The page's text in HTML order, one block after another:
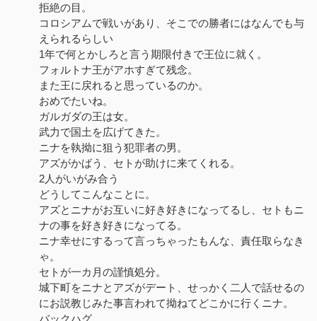
拒絶の目。
コロシアムで戦いがあり、そこでの勝者にはなんでも与
えられるらしい
1年で何とかしろと言う期限付きで王位に就く。
フォルトナ王がアホすぎて残念。
また王に戻れると思っているのか。
おめでたいね。
ガルガダの王は女。
武力で国土を広げてきた。
ニナを執拗に狙う犯罪者の男。
アズがかばう、セトが助けに来てくれる。
2人がいがみ合う
どうしてこんなことに。
アズとニナがお互いに好き好きになってるし、セトもニ
ナの事を好き好きになってる。
ニナ幸せにするって言っちゃったもんな、責任取らなき
ゃ。
セトが一カ月の謹慎処分。
城下町をニナとアズがデート、せっかく二人で話せるの
にお説教じみた事言われて拗ねてどこかに行くニナ。
バックハグ。